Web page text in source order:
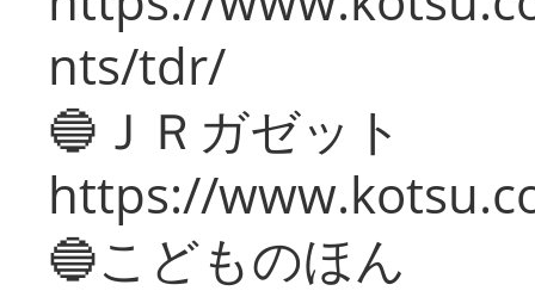
nts/tdr/
🔵ＪＲガゼット
https://
🔵こどものほん